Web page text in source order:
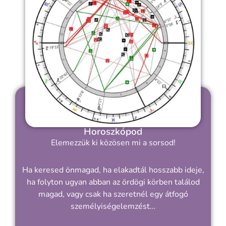
Horoszkópod
Elemezzük ki közösen mi a sorsod!
Ha keresed önmagad, ha elakadtál hosszabb ideje,
ha folyton ugyan abban az ördögi körben találod
magad, vagy csak ha szeretnél egy átfogó
személyiségelemzést…